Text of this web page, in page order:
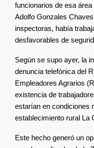
funcionarios de esa
Adolfo Gonzales
inspectoras, había
desfavorables de
Según se supo ayer, la
denuncia telefónica del
Empleadores Agrarios
existencia de
estarían en condiciones
establecimiento rural La
Este hecho generó un